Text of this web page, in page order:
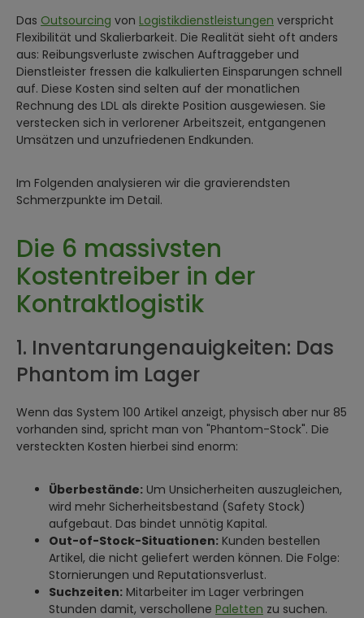
Das Outsourcing von Logistikdienstleistungen verspricht
Flexibilität und Skalierbarkeit. Die Realität sieht oft anders
aus: Reibungsverluste zwischen Auftraggeber und
Dienstleister fressen die kalkulierten Einsparungen schnell
auf. Diese Kosten sind selten auf der monatlichen
Rechnung des LDL als direkte Position ausgewiesen. Sie
verstecken sich in verlorener Arbeitszeit, entgangenen
Umsätzen und unzufriedenen Endkunden.
Im Folgenden analysieren wir die gravierendsten
Schmerzpunkte im Detail.
Die 6 massivsten
Kostentreiber in der
Kontraktlogistik
1. Inventarungenauigkeiten: Das
Phantom im Lager
Wenn das System 100 Artikel anzeigt, physisch aber nur 85
vorhanden sind, spricht man von "Phantom-Stock". Die
versteckten Kosten hierbei sind enorm:
Überbestände: Um Unsicherheiten auszugleichen,
wird mehr Sicherheitsbestand (Safety Stock)
aufgebaut. Das bindet unnötig Kapital.
Out-of-Stock-Situationen: Kunden bestellen
Artikel, die nicht geliefert werden können. Die Folge:
Stornierungen und Reputationsverlust.
Suchzeiten: Mitarbeiter im Lager verbringen
Stunden damit, verschollene Paletten zu suchen.